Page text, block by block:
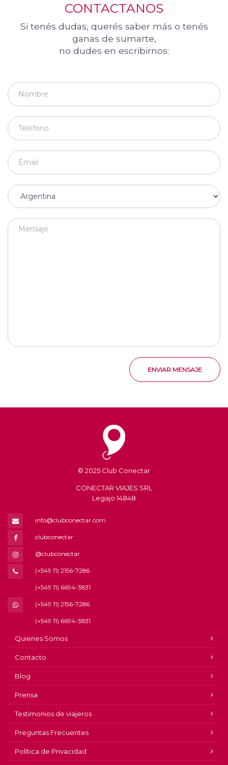
CONTACTANOS
Si tenés dudas, querés saber más o tenés
ganas de sumarte,
no dudes en escribirnos:
ENVIAR MENSAJE
© 2025 Club Conectar
CONECTAR VIAJES SRL
Legajo 14848
info@clubconectar.com
clubconectar
@clubconectar
(+549 11) 2156-7286
(+549 11) 6694-3831
(+549 11) 2156-7286
(+549 11) 6694-3831
Quienes Somos
Contacto
Blog
Prensa
Testimonios de viajeros
Preguntas Frecuentes
Política de Privacidad